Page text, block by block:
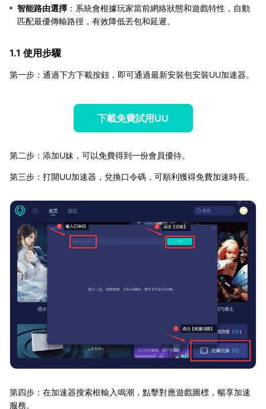
智能路由選擇 ：系統會根據玩家當前網絡狀態和遊戲特性，自動
匹配最優傳輸路徑，有效降低丟包和延遲。
1.1 使用步驟
第一步：通過下方下載按鈕，即可通過最新安裝包安裝UU加速器。
下載免費試用UU
第二步：添加U妹，可以免費得到一份會員優待。
第三步：打開UU加速器，兌換口令碼，可順利獲得免費加速時長。
第四步：在加速器搜索框輸入鳴潮，點擊對應遊戲圖標，暢享加速
服務。